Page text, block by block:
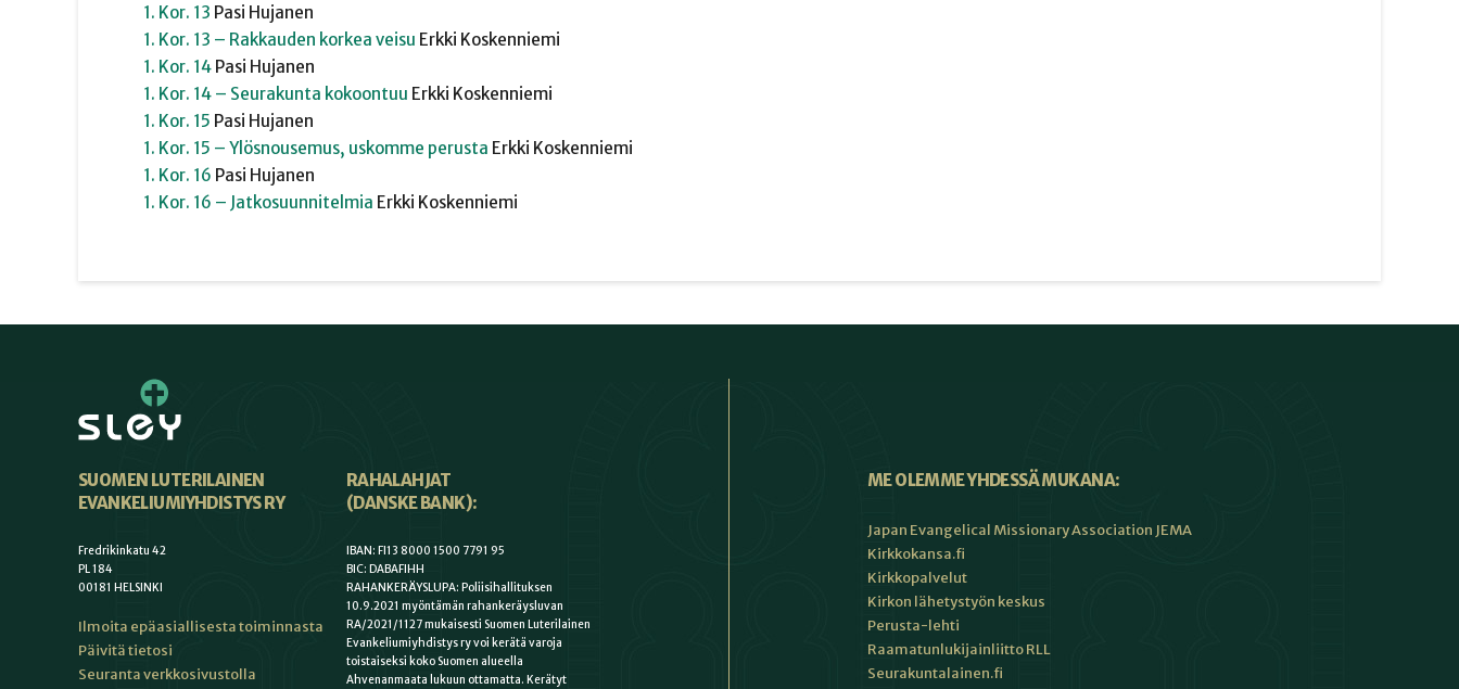
1. Kor. 13 Pasi Hujanen
1. Kor. 13 – Rakkauden korkea veisu Erkki Koskenniemi
1. Kor. 14 Pasi Hujanen
1. Kor. 14 – Seurakunta kokoontuu Erkki Koskenniemi
1. Kor. 15 Pasi Hujanen
1. Kor. 15 – Ylösnousemus, uskomme perusta Erkki Koskenniemi
1. Kor. 16 Pasi Hujanen
1. Kor. 16 – Jatkosuunnitelmia Erkki Koskenniemi
SUOMEN LUTERILAINEN
EVANKELIUMIYHDISTYS RY
Fredrikinkatu 42
PL 184
00181 HELSINKI
Ilmoita epäasiallisesta toiminnasta
Päivitä tietosi
Seuranta verkkosivustolla
RAHALAHJAT
(DANSKE BANK):
IBAN: FI13 8000 1500 7791 95
BIC: DABAFIHH
RAHANKERÄYSLUPA: Poliisihallituksen
10.9.2021 myöntämän rahankeräysluvan
RA/2021/1127 mukaisesti Suomen Luterilainen
Evankeliumiyhdistys ry voi kerätä varoja
toistaiseksi koko Suomen alueella
Ahvenanmaata lukuun ottamatta. Kerätyt
ME OLEMME YHDESSÄ MUKANA:
Japan Evangelical Missionary Association JEMA
Kirkkokansa.fi
Kirkkopalvelut
Kirkon lähetystyön keskus
Perusta-lehti
Raamatunlukijainliitto RLL
Seurakuntalainen.fi